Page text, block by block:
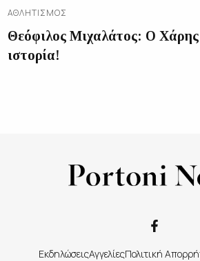
ΑΘΛΗΤΙΣΜΌΣ
Θεόφιλος Μιχαλάτος: Ο
ιστορία!
ΕκδηλώσειςΑγγελίεςΠολιτική